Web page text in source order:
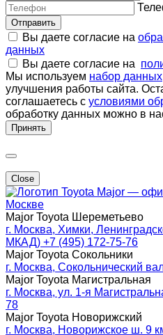
Отправить
Вы даете согласие на
данных
Вы даете согласие на
Мы используем набор данных
улучшения работы сайта.
соглашаетесь с условиями
обработку данных можно в
Принять
Close
Major —
Москве
Major Toyota Шереметьево
г. Москва, Химки,
МКАД) +7 (495) 172-75-76
Major Toyota Сокольники
г. Москва, Сокольнический
Major Toyota Магистральная
г. Москва, ул. 1-я
78
Major Toyota Новорижский
г. Москва, Новорижское ш. 9